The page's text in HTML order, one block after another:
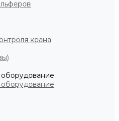
крана